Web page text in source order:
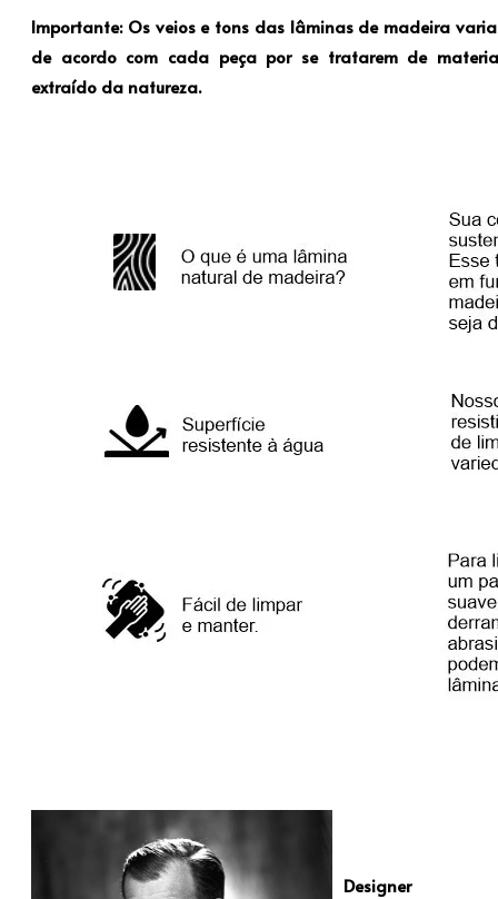
Importante: Os veios e tons das lâminas de madeira
de acordo com cada peça por se tratarem de
extraído da natureza.
Designer